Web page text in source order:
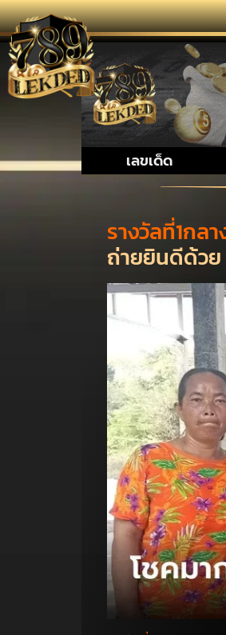
เลขเด็ด
รางวัลที่1กล
ถ่ายยินดีด้วย